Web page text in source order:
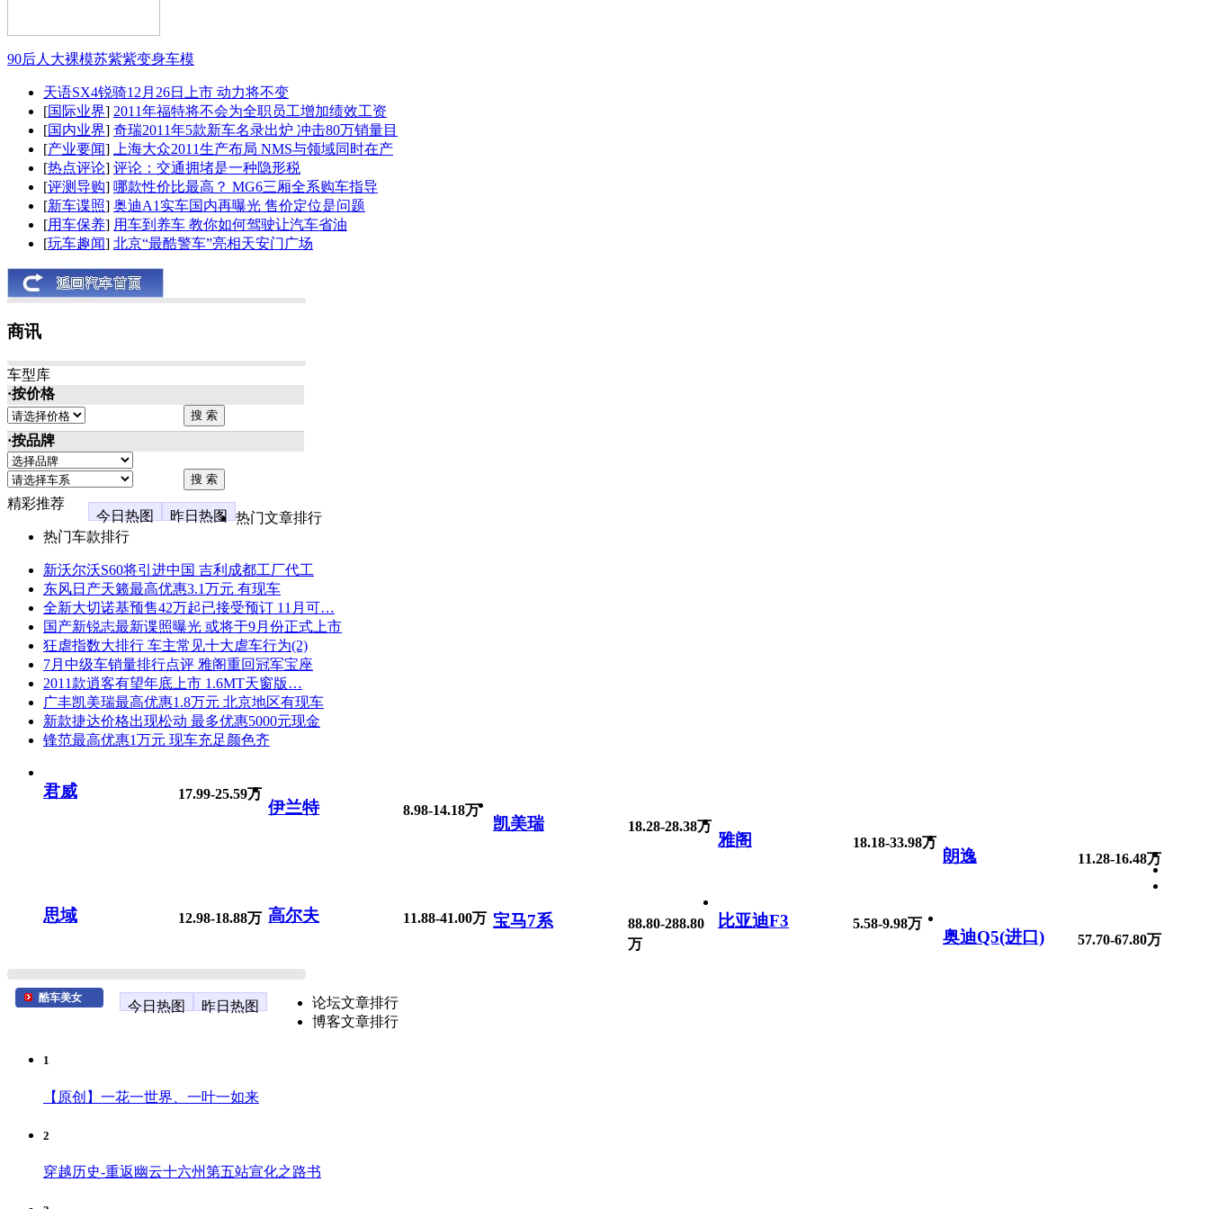
90后人大裸模苏紫紫变身车模
天语SX4锐骑12月26日上市 动力将不变
[国际业界] 2011年福特将不会为全职员工增加绩效工资
[国内业界] 奇瑞2011年5款新车名录出炉 冲击80万销量目
[产业要闻]
上海大众2011生产布局 NMS与领域同时在产
[热点评论] 评论：交通拥堵是一种隐形税
[评测导购] 哪款性价比最高？ MG6三厢全系购车指导
[新车谍照] 奥迪A1实车国内再曝光 售价定位是问题
[用车保养] 用车到养车 教你如何驾驶让汽车省油
[玩车趣闻] 北京“最酷警车”亮相天安门广场
商讯
车型库
·按价格
·按品牌
精彩推荐
今日热图
昨日热图
热门文章排行
热门车款排行
新沃尔沃S60将引进中国 吉利成都工厂代工
东风日产天籁最高优惠3.1万元 有现车
全新大切诺基预售42万起已接受预订 11月可…
国产新锐志最新谍照曝光 或将于9月份正式上市
狂虐指数大排行 车主常见十大虐车行为(2)
7月中级车销量排行点评 雅阁重回冠军宝座
2011款逍客有望年底上市 1.6MT天窗版…
广丰凯美瑞最高优惠1.8万元 北京地区有现车
新款捷达价格出现松动 最多优惠5000元现金
锋范最高优惠1万元 现车充足颜色齐
君威 17.99-25.59万
伊兰特 8.98-14.18万
凯美瑞 18.28-28.38万
雅阁 18.18-33.98万
朗逸 11.28-16.48万
思域 12.98-18.88万 高尔夫 11.88-41.00万 宝马7系
88.80-288.80
万
比亚迪F3 5.58-9.98万
奥迪Q5(进口) 57.70-67.80万
酷车美女
今日热图 昨日热图
论坛文章排行
博客文章排行
1
【原创】一花一世界、一叶一如来
2
穿越历史-重返幽云十六州第五站宣化之路书